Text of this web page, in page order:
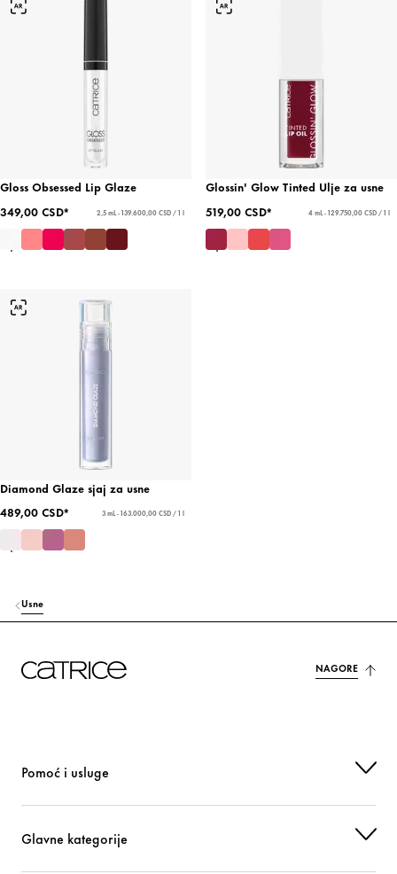
Gloss Obsessed Lip Glaze
349,00 CSD*
2,5 mL - 139.600,00 CSD / 1 l
Glossin' Glow Tinted Ulje za usne
519,00 CSD*
4 mL - 129.750,00 CSD / 1 l
Diamond Glaze sjaj za usne
489,00 CSD*
3 mL - 163.000,00 CSD / 1 l
Usne
NAGORE
Pomoć i usluge
Glavne kategorije